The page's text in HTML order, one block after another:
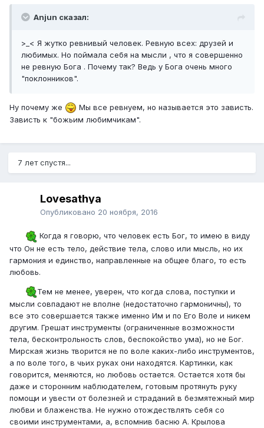
Anjun сказал:
>_< Я жутко ревнивый человек. Ревную всех: друзей и
любимых. Но поймала себя на мысли , что я совершенно
не ревную Бога . Почему так? Ведь у Бога очень много
"поклонников".
Ну почему же
Мы все ревнуем, но называется это зависть.
Зависть к "божьим любимчикам".
7 лет спустя...
Lovesathya
Опубликовано 20 ноября, 2016
Когда я говорю, что человек есть Бог, то имею в виду
что Он не есть тело, действие тела, слово или мысль, но их
гармония и единство, направленные на общее благо, то есть
любовь.
Тем не менее, уверен, что когда слова, поступки и
мысли совпадают не вполне (недостаточно гармоничны), то
все это совершается также именно Им и по Его Воле и никем
другим. Грешат инструменты (ограниченные возможности
тела, бесконтрольность слов, беспокойство ума), но не Бог.
Мирская жизнь творится не по воле каких-либо инструментов,
а по воле того, в чьих руках они находятся. Картинки, как
говорится, меняются, но любовь остается. Остается хотя бы
даже и сторонним наблюдателем, готовым протянуть руку
помощи и увести от болезней и страданий в безмятежный мир
любви и блаженства. Не нужно отождествлять себя со
своими инструментами, а, вспомнив басню А. Крылова